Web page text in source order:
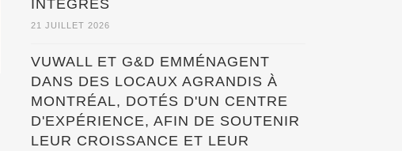
INTÉGRÉS
21 JUILLET 2026
VUWALL ET G&D EMMÉNAGENT
DANS DES LOCAUX AGRANDIS À
MONTRÉAL, DOTÉS D'UN CENTRE
D'EXPÉRIENCE, AFIN DE SOUTENIR
LEUR CROISSANCE ET LEUR